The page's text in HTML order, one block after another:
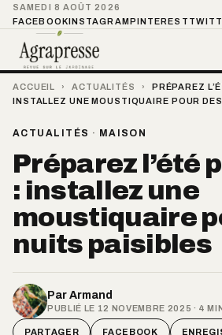
SAMEDI 8 AOÛT 2026
FACEBOOKINSTAGRAMPINTEREST
ACCUEIL › ACTUALITÉS ›
PRÉPAREZ
INSTALLEZ UNE MOUSTIQUAIRE POUR
ACTUALITÉS · MAISON
Préparez l’été
: installez une
moustiquaire
nuits paisibles
Par Armand
PUBLIÉ LE 12 NOVEMBRE 2025 · 4
PARTAGER FACEBOOK